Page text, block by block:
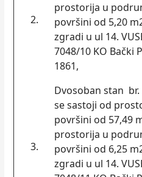
2.
prostorija u
površini od 5,20
zgradi u ul 14.
7048/10 KO Bački
1861,
3.
Dvosoban stan
se sastoji od
površini od 57,49
prostorija u
površini od 6,25
zgradi u ul 14.